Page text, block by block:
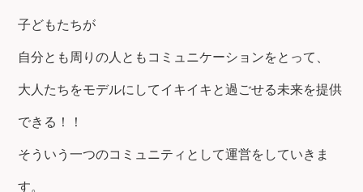
子どもたちが
自分とも周りの人ともコミュニケーションをとって、
大人たちをモデルにしてイキイキと過ごせる未来を提供
できる！！
そういう一つのコミュニティとして運営をしていきま
す。